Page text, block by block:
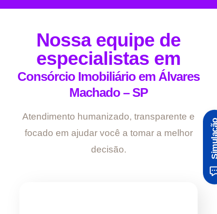
Nossa equipe de
especialistas em
Consórcio Imobiliário em Álvares
Machado – SP
Atendimento humanizado, transparente e
focado em ajudar você a tomar a melhor
decisão.